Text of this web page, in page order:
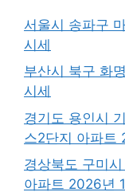
서울시 송파구
시세
부산시 북구 화
시세
경기도 용인시
스2단지 아파트
경상북도 구미
아파트 2026년